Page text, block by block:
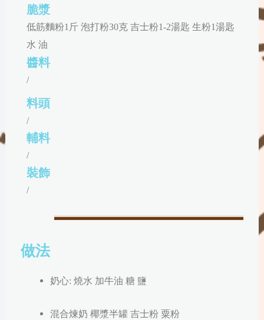
脆漿
低筋麵粉1斤 泡打粉30克 吉士粉1-2湯匙 生粉1湯匙
水 油
醬料
/
料頭
/
輔料
/
裝飾
/
做法
奶心: 燒水 加牛油 糖 鹽
混合煉奶 椰漿半罐 吉士粉 粟粉